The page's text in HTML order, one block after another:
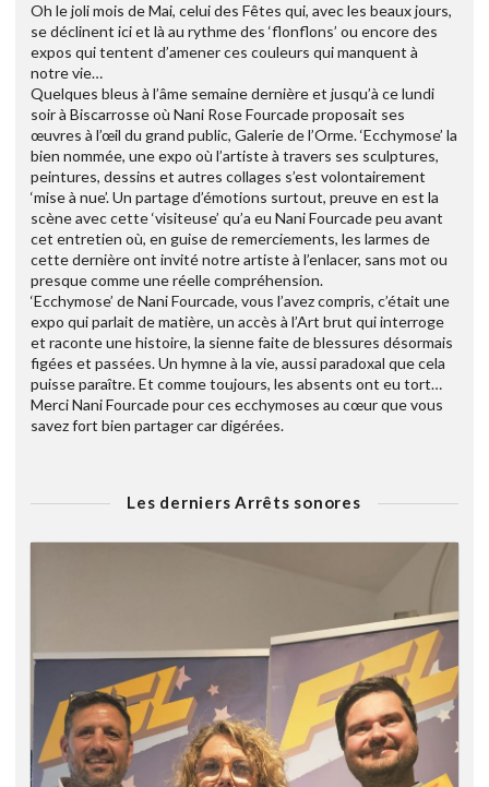
Oh le joli mois de Mai, celui des Fêtes qui, avec les beaux jours,
se déclinent ici et là au rythme des ‘flonflons’ ou encore des
expos qui tentent d’amener ces couleurs qui manquent à
notre vie…
Quelques bleus à l’âme semaine dernière et jusqu’à ce lundi
soir à Biscarrosse où Nani Rose Fourcade proposait ses
œuvres à l’œil du grand public, Galerie de l’Orme. ‘Ecchymose’ la
bien nommée, une expo où l’artiste à travers ses sculptures,
peintures, dessins et autres collages s’est volontairement
‘mise à nue’. Un partage d’émotions surtout, preuve en est la
scène avec cette ‘visiteuse’ qu’a eu Nani Fourcade peu avant
cet entretien où, en guise de remerciements, les larmes de
cette dernière ont invité notre artiste à l’enlacer, sans mot ou
presque comme une réelle compréhension.
‘Ecchymose’ de Nani Fourcade, vous l’avez compris, c’était une
expo qui parlait de matière, un accès à l’Art brut qui interroge
et raconte une histoire, la sienne faite de blessures désormais
figées et passées. Un hymne à la vie, aussi paradoxal que cela
puisse paraître. Et comme toujours, les absents ont eu tort…
Merci Nani Fourcade pour ces ecchymoses au cœur que vous
savez fort bien partager car digérées.
Les derniers Arrêts sonores